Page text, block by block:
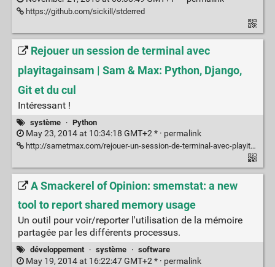
https://github.com/sickill/stderred
Rejouer un session de terminal avec
playitagainsam | Sam & Max: Python, Django,
Git et du cul
Intéressant !
système · Python
May 23, 2014 at 10:34:18 GMT+2 * · permalink
http://sametmax.com/rejouer-un-session-de-terminal-avec-playitagainsam/
A Smackerel of Opinion: smemstat: a new
tool to report shared memory usage
Un outil pour voir/reporter l'utilisation de la mémoire
partagée par les différents processus.
développement · système · software
May 19, 2014 at 16:22:47 GMT+2 * · permalink